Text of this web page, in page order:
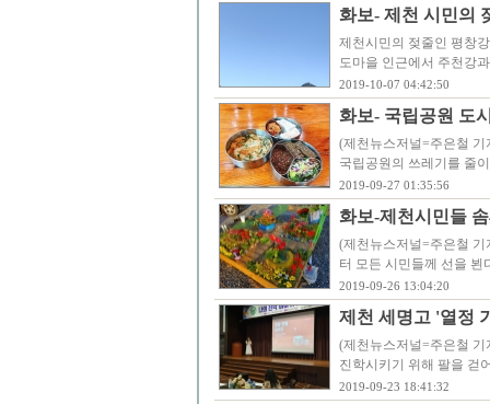
화보- 제천 시민의
제천시민의 젖줄인 평창
도마을 인근에서 주천강
2019-10-07 04:42:50
화보- 국립공원 도
(제천뉴스저널=주은철
국립공원의 쓰레기를 줄
2019-09-27 01:35:56
화보-제천시민들
(제천뉴스저널=주은철
터 모든 시민들께 선을
2019-09-26 13:04:20
제천 세명고 '열정
(제천뉴스저널=주은철
진학시키기 위해 팔을 걷
2019-09-23 18:41:32